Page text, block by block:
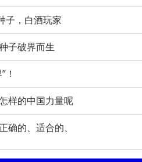
子，白酒玩家
子破界而生
！
样的中国力量呢
确的、适合的、